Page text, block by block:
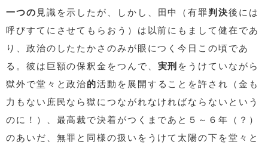
一つの 見識を示したが、しかし、田中（有罪判決後には
呼びすてにさせてもらおう）は以前にもまして健在であ
り、政治のしたたかさのみが眼につく今日この頃であ
る。彼は巨額の保釈金をつんで、 実刑 をうけていながら
獄外で堂々と政治的活動を展開することを許され（金も
力もない庶民なら獄につながれなければならないという
のに！）、最高裁で決着がつくまであと５～６年（？）
のあいだ、無罪と同様の扱いをうけて太陽の下を堂々と